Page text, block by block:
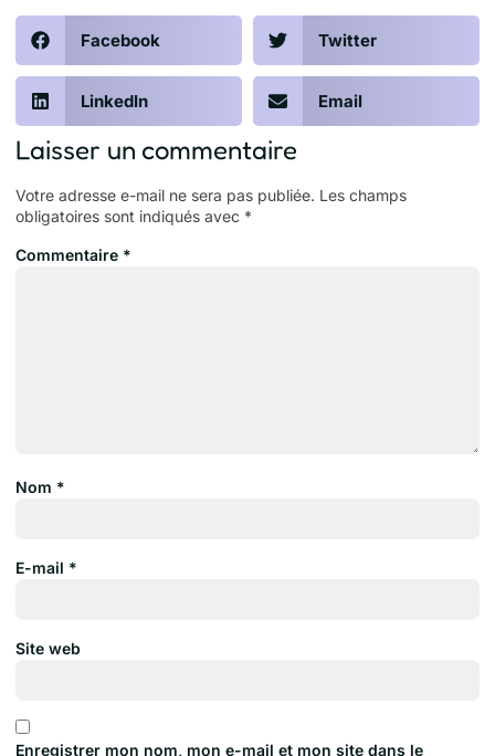
Facebook Twitter
LinkedIn Email
Laisser un commentaire
Votre adresse e-mail ne sera pas publiée. Les champs
obligatoires sont indiqués avec *
Commentaire *
Nom *
E-mail *
Site web
Enregistrer mon nom, mon e-mail et mon site dans le